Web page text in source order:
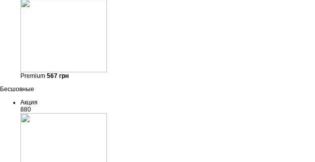
Premium 567 грн
Бесшовные
Акция
880